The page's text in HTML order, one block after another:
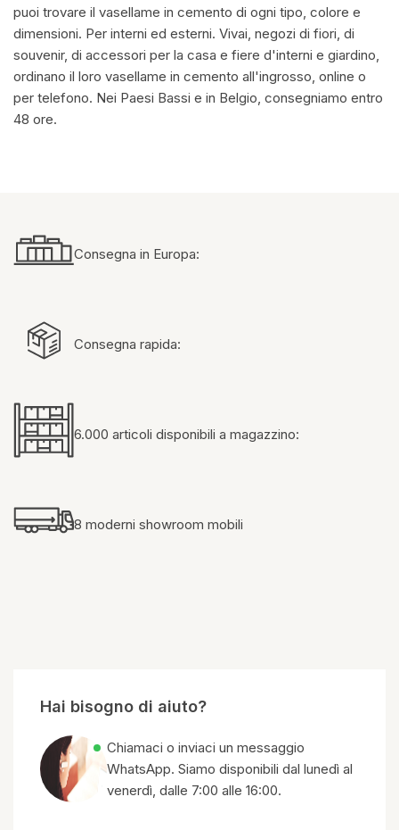
puoi trovare il vasellame in cemento di ogni tipo, colore e
dimensioni. Per interni ed esterni. Vivai, negozi di fiori, di
souvenir, di accessori per la casa e fiere d'interni e giardino,
ordinano il loro vasellame in cemento all'ingrosso, online o
per telefono. Nei Paesi Bassi e in Belgio, consegniamo entro
48 ore.
Consegna in Europa:
Consegna rapida:
6.000 articoli disponibili a magazzino:
8 moderni showroom mobili
Hai bisogno di aiuto?
Chiamaci o inviaci un messaggio
WhatsApp. Siamo disponibili dal lunedì al
venerdì, dalle 7:00 alle 16:00.